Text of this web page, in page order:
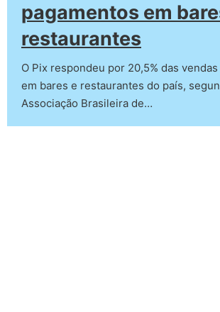
pagamentos em
restaurantes
O Pix respondeu por 20,5% das
em bares e restaurantes do país,
Associação Brasileira de…